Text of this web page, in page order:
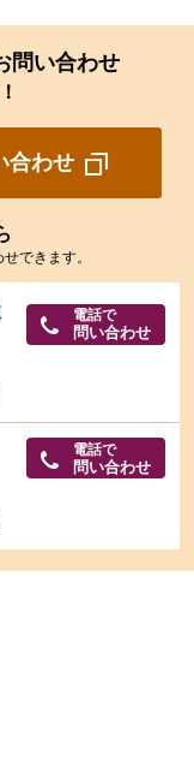
問い合わせ
合わせ
できます。
電話で
問い合わせ
電話で
問い合わせ